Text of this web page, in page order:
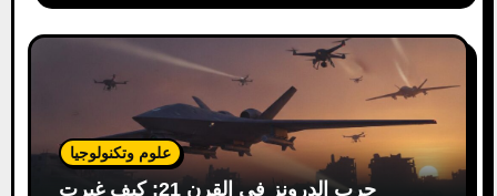
علوم وتكنولوجيا
حرب الدرونز في القرن 21: كيف غيرت